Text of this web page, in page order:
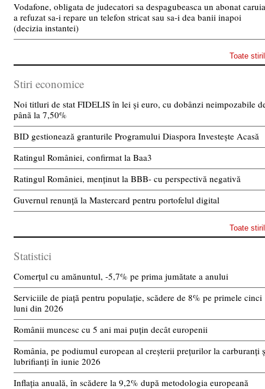
Vodafone, obligata de judecatori sa despagubeasca un abonat caruia
a refuzat sa-i repare un telefon stricat sau sa-i dea banii inapoi
(decizia instantei)
Toate
Stiri economice
Noi titluri de stat FIDELIS în lei și euro, cu dobânzi neimpozabile
pânã la 7,50%
BID gestionează granturile Programului Diaspora Investește Acasă
Ratingul României, confirmat la Baa3
Ratingul României, menținut la BBB- cu perspectivă negativă
Guvernul renunță la Mastercard pentru portofelul digital
Toate
Statistici
Comerțul cu amănuntul, -5,7% pe prima jumătate a anului
Serviciile de piață pentru populație, scădere de 8% pe primele cinci
luni din 2026
Românii muncesc cu 5 ani mai puțin decât europenii
România, pe podiumul european al creșterii prețurilor la carburanți
lubrifianți în iunie 2026
Inflația anuală, în scădere la 9,2% după metodologia europeană